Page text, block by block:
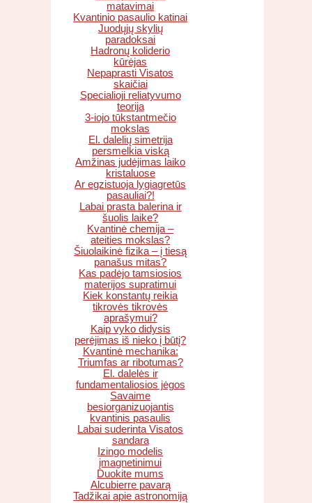
matavimai
Kvantinio pasaulio katinai
Juodųjų skylių
paradoksai
Hadronų koliderio
kūrėjas
Nepaprasti Visatos
skaičiai
Specialioji reliatyvumo
teorija
3-iojo tūkstantmečio
mokslas
El. dalelių simetrija
persmelkia viską
Amžinas judėjimas laiko
kristaluose
Ar egzistuoja lygiagretūs
pasauliai?!
Labai prasta balerina ir
šuolis laike?
Kvantinė chemija –
ateities mokslas?
Šiuolaikinė fizika – į tiesą
panašus mitas?
Kas padėjo tamsiosios
materijos supratimui
Kiek konstantų reikia
tikrovės tikrovės
aprašymui?
Kaip vyko didysis
perėjimas iš nieko į būtį?
Kvantinė mechanika:
Triumfas ar ribotumas?
El. dalelės ir
fundamentaliosios jėgos
Savaime
besiorganizuojantis
kvantinis pasaulis
Labai suderinta Visatos
sandara
Izingo modelis
įmagnetinimui
Duokite mums
Alcubierre pavarą
Tadžikai apie astronomiją